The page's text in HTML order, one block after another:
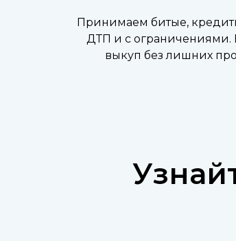
Принимаем битые,
ДТП и с ограничениями.
выкуп без лишних